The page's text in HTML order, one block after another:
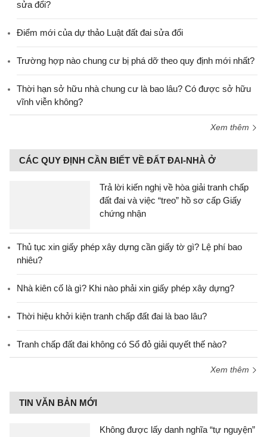
sửa đổi?
Điểm mới của dự thảo Luật đất đai sửa đổi
Trường hợp nào chung cư bị phá dỡ theo quy định mới nhất?
Thời hạn sở hữu nhà chung cư là bao lâu? Có được sở hữu
vĩnh viễn không?
Xem thêm
CÁC QUY ĐỊNH CẦN BIẾT VỀ ĐẤT ĐAI-NHÀ Ở
Trả lời kiến nghị về hòa giải tranh chấp
đất đai và việc “treo” hồ sơ cấp Giấy
chứng nhận
Thủ tục xin giấy phép xây dựng cần giấy tờ gì? Lệ phí bao
nhiêu?
Nhà kiên cố là gì? Khi nào phải xin giấy phép xây dựng?
Thời hiệu khởi kiện tranh chấp đất đai là bao lâu?
Tranh chấp đất đai không có Sổ đỏ giải quyết thế nào?
Xem thêm
TIN VĂN BẢN MỚI
Không được lấy danh nghĩa “tự nguyện”